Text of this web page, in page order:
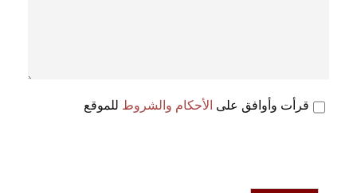
قرأت وأوافق على الأحكام والشروط للموقع